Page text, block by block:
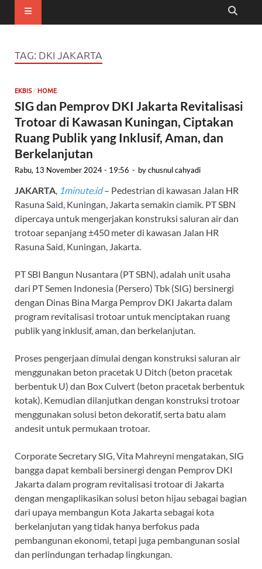
TAG: DKI JAKARTA
EKBIS/ HOME
SIG dan Pemprov DKI Jakarta Revitalisasi
Trotoar di Kawasan Kuningan, Ciptakan
Ruang Publik yang Inklusif, Aman, dan
Berkelanjutan
Rabu, 13 November 2024 - 19:56 - bychusnul cahyadi
JAKARTA 1minute.id– Pedestrian di kawasan Jalan HR
Rasuna Said, Kuningan, Jakarta semakin ciamik. PT SBN
dipercaya untuk mengerjakan konstruksi saluran air dan
trotoar sepanjang ±450 meter di kawasan Jalan HR
Rasuna Said, Kuningan, Jakarta.
PT SBI Bangun Nusantara (PT SBN), adalah unit usaha
dari PT Semen Indonesia (Persero) Tbk (SIG) bersinergi
dengan Dinas Bina Marga Pemprov DKI Jakarta dalam
program revitalisasi trotoar untuk menciptakan ruang
publik yang inklusif, aman, dan berkelanjutan.
Proses pengerjaan dimulai dengan konstruksi saluran air
menggunakan beton pracetak U Ditch (beton pracetak
berbentuk U) dan Box Culvert (beton pracetak berbentuk
kotak). Kemudian dilanjutkan dengan konstruksi trotoar
menggunakan solusi beton dekoratif, serta batu alam
andesit untuk permukaan trotoar.
Corporate Secretary SIG, Vita Mahreyni mengatakan, SIG
bangga dapat kembali bersinergi dengan Pemprov DKI
Jakarta dalam program revitalisasi trotoar di Jakarta
dengan mengaplikasikan solusi beton hijau sebagai bagian
dari upaya membangun Kota Jakarta sebagai kota
berkelanjutan yang tidak hanya berfokus pada
pembangunan ekonomi, tetapi juga pembangunan sosial
dan perlindungan terhadap lingkungan.